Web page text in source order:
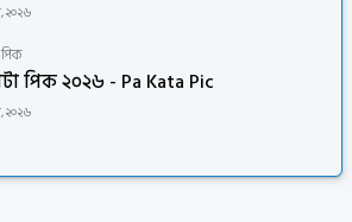
২০২৬
পিক ২০২৬ - Pa Kata Pic
২০২৬